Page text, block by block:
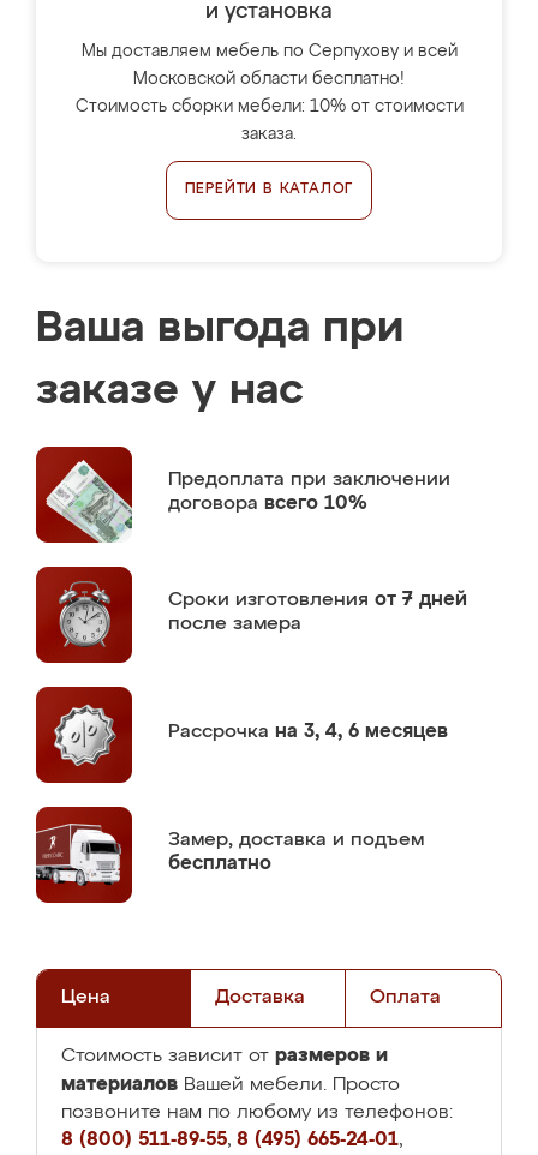
и установка
Мы доставляем мебель по Серпухову и всей
Московской области бесплатно!
Стоимость сборки мебели: 10% от стоимости
заказа.
ПЕРЕЙТИ В КАТАЛОГ
Ваша выгода при
заказе у нас
Предоплата при заключении
договора всего 10%
Сроки изготовления от 7 дней
после замера
Рассрочка на 3, 4, 6 месяцев
Замер, доставка и подъем
бесплатно
Цена Доставка Оплата
Стоимость зависит от размеров и
материалов Вашей мебели. Просто
позвоните нам по любому из телефонов:
8 (800) 511-89-55, 8 (495) 665-24-01,